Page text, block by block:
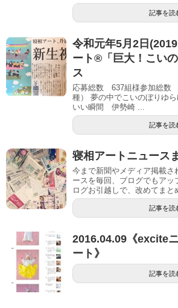
記事を読
令和元年5月2日
ート®「巨大！こい
ス
応募総数 637組様参加総数
種） 夢の中でこいのぼりゆ
いい瞬間 伊勢崎 ...
記事を読
寝相アートニュース
今まで新聞やメディア掲載さ
ースを毎回、ブログでもアッ
ログお引越しで、改めてまと
記事を読
2016.04.09《excite
ート》
記事を読